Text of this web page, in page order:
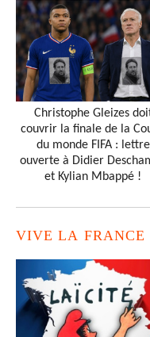
Christophe Gleizes
couvrir la finale de la
du monde FIFA : lettre
ouverte à Didier
et Kylian Mbappé !
VIVE LA FRANCE